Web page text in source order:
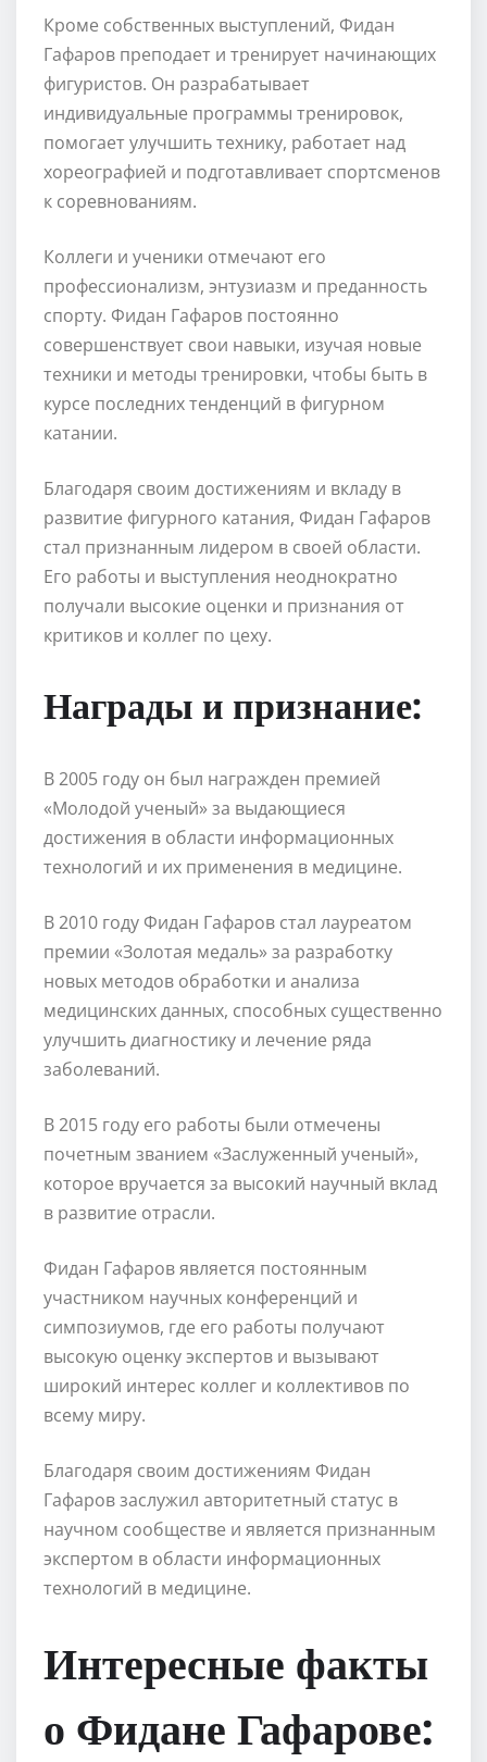
Кроме собственных выступлений, Фидан
Гафаров преподает и тренирует начинающих
фигуристов. Он разрабатывает
индивидуальные программы тренировок,
помогает улучшить технику, работает над
хореографией и подготавливает спортсменов
к соревнованиям.
Коллеги и ученики отмечают его
профессионализм, энтузиазм и преданность
спорту. Фидан Гафаров постоянно
совершенствует свои навыки, изучая новые
техники и методы тренировки, чтобы быть в
курсе последних тенденций в фигурном
катании.
Благодаря своим достижениям и вкладу в
развитие фигурного катания, Фидан Гафаров
стал признанным лидером в своей области.
Его работы и выступления неоднократно
получали высокие оценки и признания от
критиков и коллег по цеху.
Награды и признание:
В 2005 году он был награжден премией
«Молодой ученый» за выдающиеся
достижения в области информационных
технологий и их применения в медицине.
В 2010 году Фидан Гафаров стал лауреатом
премии «Золотая медаль» за разработку
новых методов обработки и анализа
медицинских данных, способных существенно
улучшить диагностику и лечение ряда
заболеваний.
В 2015 году его работы были отмечены
почетным званием «Заслуженный ученый»,
которое вручается за высокий научный вклад
в развитие отрасли.
Фидан Гафаров является постоянным
участником научных конференций и
симпозиумов, где его работы получают
высокую оценку экспертов и вызывают
широкий интерес коллег и коллективов по
всему миру.
Благодаря своим достижениям Фидан
Гафаров заслужил авторитетный статус в
научном сообществе и является признанным
экспертом в области информационных
технологий в медицине.
Интересные факты
о Фидане Гафарове: